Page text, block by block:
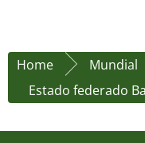
Home Mundial
Estado federado